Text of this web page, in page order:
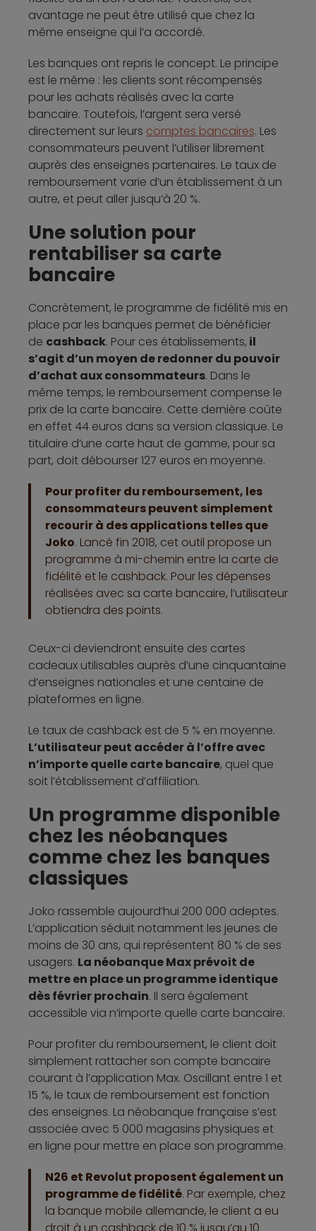
avantage ne peut être utilisé que chez la
même enseigne qui l’a accordé.
Les banques ont repris le concept. Le principe
est le même : les clients sont récompensés
pour les achats réalisés avec la carte
bancaire. Toutefois, l’argent sera versé
directement sur leurs comptes bancaires. Les
consommateurs peuvent l’utiliser librement
auprès des enseignes partenaires. Le taux de
remboursement varie d’un établissement à un
autre, et peut aller jusqu’à 20 %.
Une solution pour
rentabiliser sa carte
bancaire
Concrètement, le programme de fidélité mis en
place par les banques permet de bénéficier
de cashback. Pour ces établissements, il
s’agit d’un moyen de redonner du pouvoir
d’achat aux consommateurs. Dans le
même temps, le remboursement compense le
prix de la carte bancaire. Cette dernière coûte
en effet 44 euros dans sa version classique. Le
titulaire d’une carte haut de gamme, pour sa
part, doit débourser 127 euros en moyenne.
Pour profiter du remboursement, les
consommateurs peuvent simplement
recourir à des applications telles que
Joko. Lancé fin 2018, cet outil propose un
programme à mi-chemin entre la carte de
fidélité et le cashback. Pour les dépenses
réalisées avec sa carte bancaire, l’utilisateur
obtiendra des points.
Ceux-ci deviendront ensuite des cartes
cadeaux utilisables auprès d’une cinquantaine
d’enseignes nationales et une centaine de
plateformes en ligne.
Le taux de cashback est de 5 % en moyenne.
L’utilisateur peut accéder à l’offre avec
n’importe quelle carte bancaire, quel que
soit l’établissement d’affiliation.
Un programme disponible
chez les néobanques
comme chez les banques
classiques
Joko rassemble aujourd’hui 200 000 adeptes.
L’application séduit notamment les jeunes de
moins de 30 ans, qui représentent 80 % de ses
usagers. La néobanque Max prévoit de
mettre en place un programme identique
dès février prochain. Il sera également
accessible via n’importe quelle carte bancaire.
Pour profiter du remboursement, le client doit
simplement rattacher son compte bancaire
courant à l’application Max. Oscillant entre 1 et
15 %, le taux de remboursement est fonction
des enseignes. La néobanque française s’est
associée avec 5 000 magasins physiques et
en ligne pour mettre en place son programme.
N26 et Revolut proposent également un
programme de fidélité. Par exemple, chez
la banque mobile allemande, le client a eu